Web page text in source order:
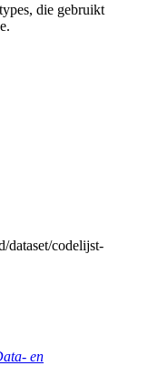
die gebruikt
dataset/codelijst-
en